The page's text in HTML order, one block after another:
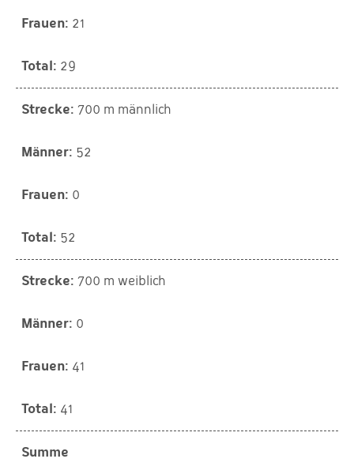
21
29
700 m männlich
52
0
52
700 m weiblich
0
41
41
Summe